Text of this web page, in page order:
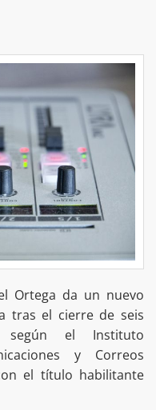
Ortega da un nuevo
tras el cierre de seis
según el Instituto
y Correos
el título habilitante